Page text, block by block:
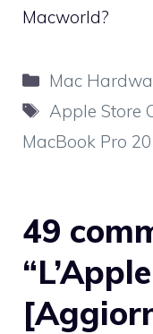
Macworld?
Categorie
Mac
Tag
Apple Store
MacBook Pro
49